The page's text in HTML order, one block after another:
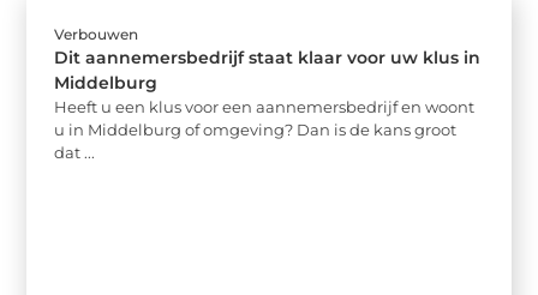
Verbouwen
Dit aannemersbedrijf staat klaar voor uw klus in
Middelburg
Heeft u een klus voor een aannemersbedrijf en woont
u in Middelburg of omgeving? Dan is de kans groot
dat ...